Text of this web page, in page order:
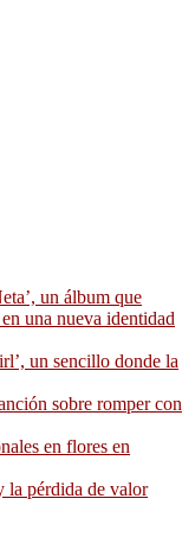
un álbum que
una nueva identidad
un sencillo donde la
sobre romper con
en flores en
la pérdida de valor